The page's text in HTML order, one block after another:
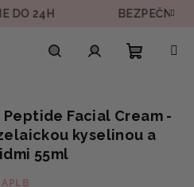
BEZPEČNÁ PLATBA
košík
Peptide Facial Cream -
kyselinou a
55ml
APLB